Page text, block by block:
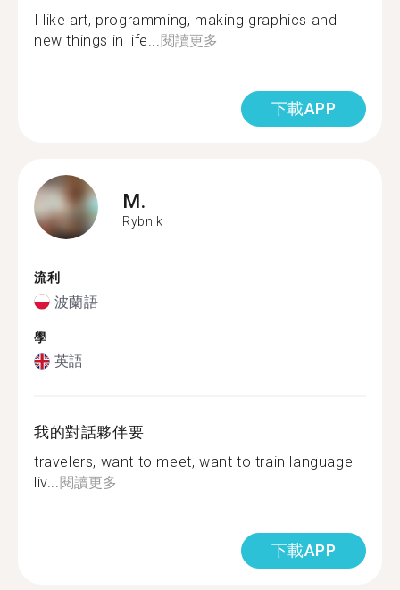
I like art, programming, making graphics and
new things in life...閱讀更多
下載APP
M.
Rybnik
流利
波蘭語
學
英語
我的對話夥伴要
travelers, want to meet, want to train language
liv...閱讀更多
下載APP